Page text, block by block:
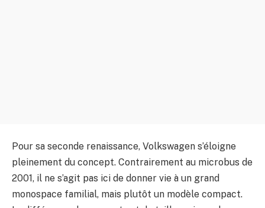
Pour sa seconde renaissance, Volkswagen s’éloigne
pleinement du concept. Contrairement au microbus de
2001, il ne s’agit pas ici de donner vie à un grand
monospace familial, mais plutôt un modèle compact.